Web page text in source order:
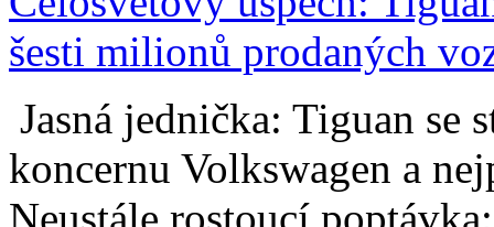
Jasná jednička: Tiguan se
koncernu Volkswagen a